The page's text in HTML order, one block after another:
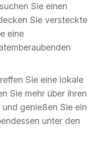
Sie einen
Sie versteckte
eine
Sie eine lokale
Sie mehr über ihren
genießen Sie ein
unter den